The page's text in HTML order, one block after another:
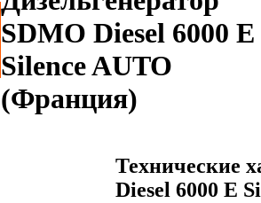
SDMO Diesel 6000 E
Silence AUTO
(Франция)
Технические
Diesel 6000 E